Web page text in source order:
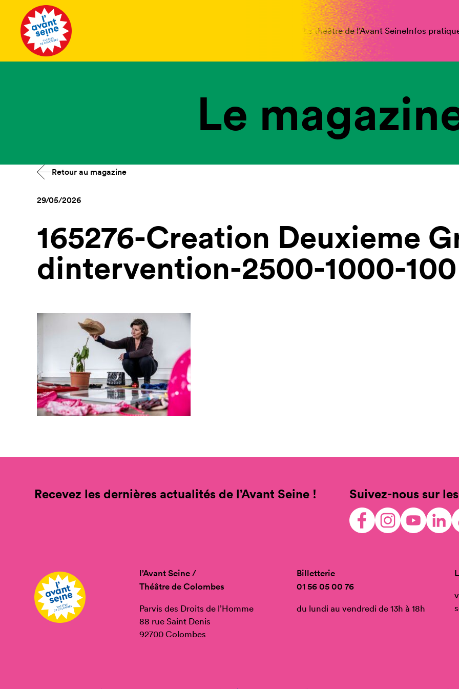
Le théâtre de l’Avant SeineInfos
Le
Retour au magazine
29/05/2026
165276-Creation Deuxieme
dintervention-2500-1000-100
Recevez les dernières actualités de l’Avant Seine ! Suivez-nous sur
l’Avant Seine /
Théâtre de Colombes
Parvis des Droits de l’Homme
88 rue Saint Denis
92700 Colombes
Billetterie
01 56 05 00 76
du lundi au vendredi de 13h à 18h